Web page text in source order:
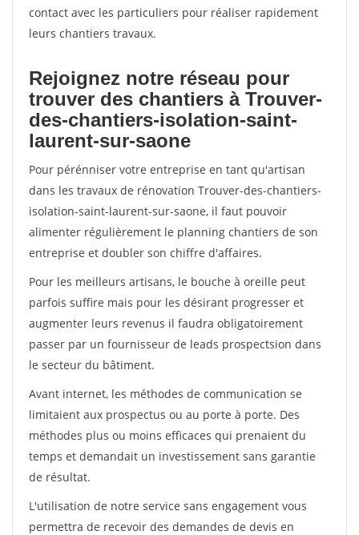
contact avec les particuliers pour réaliser rapidement
leurs chantiers travaux.
Rejoignez notre réseau pour
trouver des chantiers à Trouver-
des-chantiers-isolation-saint-
laurent-sur-saone
Pour pérénniser votre entreprise en tant qu'artisan
dans les travaux de rénovation Trouver-des-chantiers-
isolation-saint-laurent-sur-saone, il faut pouvoir
alimenter régulièrement le planning chantiers de son
entreprise et doubler son chiffre d'affaires.
Pour les meilleurs artisans, le bouche à oreille peut
parfois suffire mais pour les désirant progresser et
augmenter leurs revenus il faudra obligatoirement
passer par un fournisseur de leads prospectsion dans
le secteur du bâtiment.
Avant internet, les méthodes de communication se
limitaient aux prospectus ou au porte à porte. Des
méthodes plus ou moins efficaces qui prenaient du
temps et demandait un investissement sans garantie
de résultat.
L'utilisation de notre service sans engagement vous
permettra de recevoir des demandes de devis en